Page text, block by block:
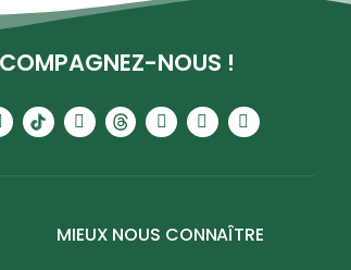
NOUS !
MIEUX NOUS CONNAÎTRE